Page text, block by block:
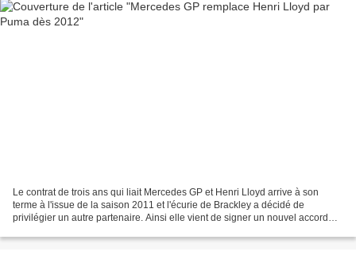
Le contrat de trois ans qui liait Mercedes GP et Henri Lloyd arrive à son
terme à l'issue de la saison 2011 et l'écurie de Brackley a décidé de
privilégier un autre partenaire. Ainsi elle vient de signer un nouvel accord